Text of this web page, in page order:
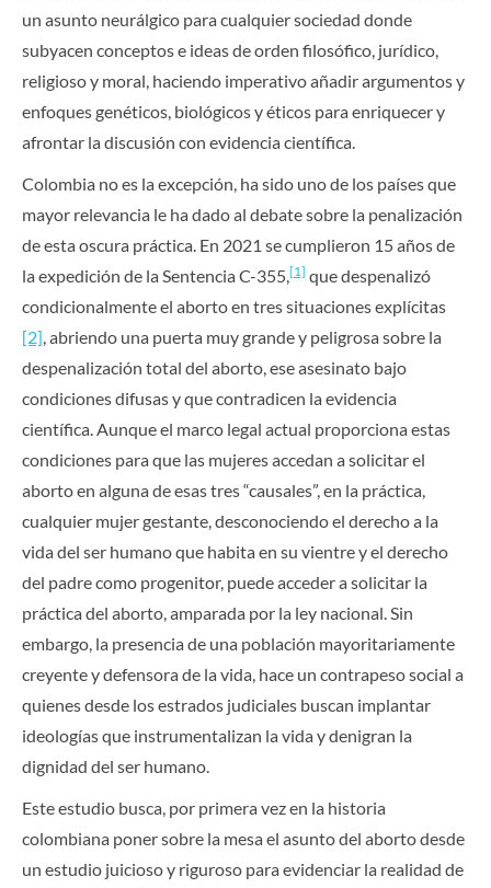
un asunto neurálgico para cualquier sociedad donde
subyacen conceptos e ideas de orden filosófico, jurídico,
religioso y moral, haciendo imperativo añadir argumentos y
enfoques genéticos, biológicos y éticos para enriquecer y
afrontar la discusión con evidencia científica.
Colombia no es la excepción, ha sido uno de los países que
mayor relevancia le ha dado al debate sobre la penalización
de esta oscura práctica. En 2021 se cumplieron 15 años de
la expedición de la Sentencia C-355,[1] que despenalizó
condicionalmente el aborto en tres situaciones explícitas
[2], abriendo una puerta muy grande y peligrosa sobre la
despenalización total del aborto, ese asesinato bajo
condiciones difusas y que contradicen la evidencia
científica. Aunque el marco legal actual proporciona estas
condiciones para que las mujeres accedan a solicitar el
aborto en alguna de esas tres “causales”, en la práctica,
cualquier mujer gestante, desconociendo el derecho a la
vida del ser humano que habita en su vientre y el derecho
del padre como progenitor, puede acceder a solicitar la
práctica del aborto, amparada por la ley nacional. Sin
embargo, la presencia de una población mayoritariamente
creyente y defensora de la vida, hace un contrapeso social a
quienes desde los estrados judiciales buscan implantar
ideologías que instrumentalizan la vida y denigran la
dignidad del ser humano.
Este estudio busca, por primera vez en la historia
colombiana poner sobre la mesa el asunto del aborto desde
un estudio juicioso y riguroso para evidenciar la realidad de